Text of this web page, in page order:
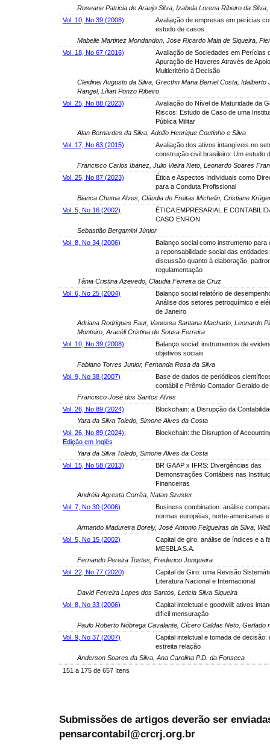
Roseane Patricia de Araujo Silva, Izabela Lorena Ribeiro da
Vol. 10, No 39 (2008)
Avaliação de empresas em perícias
estudo de casos
Mabelle Martinez Mondandon, Jose Ricardo Maia de Siqueira,
Vol. 18, No 67 (2016)
Avaliação de Sociedades em Perícias
Apuração de Haveres Através de Apoio
Multicritério à Decisão
Cleidinei Augusto da Silva, Grecthn Maria Berriel Costa,
Rangel, Lílian Ponzo Ribeiro
Vol. 25, No 88 (2023)
Avaliação do Nível de Maturidade da
Riscos: Estudo de Caso de uma
Pública Militar
Alan Bernardes da Silva, Adolfo Henrique Coutinho e Silva
Vol. 17, No 63 (2015)
Avaliação dos ativos intangíveis no
construção civil brasileiro: Um estudo
Francisco Carlos Ibanez, Julio Vieira Neto, Leonardo Soares
Vol. 25, No 87 (2023)
Ética e Aspectos Individuais como
para a Conduta Profissional
Bianca Chuma Alves, Cláudia de Freitas Michelin, Cristiane
Vol. 5, No 16 (2002)
ÉTICA EMPRESARIAL E
CASO ENRON
Sebastião Bergamini Júnior
Vol. 8, No 34 (2006)
Balanço social como instrumento para
a reponsabilidade social das
discussão quanto à elaboração,
regulamentação
Tânia Cristina Azevedo, Claudia Ferreira da Cruz
Vol. 6, No 25 (2004)
Balanço social relatório de
Análise dos setores petroquímico e
de Janeiro
Adriana Rodrigues Faur, Vanessa Santana Machado, Leonardo
Monteiro, Aracéli Cristina de Sousa Ferreira
Vol. 10, No 39 (2008)
Balanço social: instrumentos de
objetivos sociais
Fabiano Torres Junior, Fernanda Rosa da Silva
Vol. 9, No 38 (2007)
Base de dados de periódicos
contábil e Prêmio Contador Geraldo
Francisco José dos Santos Alves
Vol. 26, No 89 (2024)
Blockchain: a Disrupção da
Yara da Silva Toledo, Simone Alves da Costa
Vol. 26, No 89 (2024):
Edição em Inglês
Blockchain: the Disruption of
Yara da Silva Toledo, Simone Alves da Costa
Vol. 15, No 58 (2013)
BR GAAP x IFRS: Divergências das
Demonstrações Contábeis nas
Financeiras
Andréia Agresta Corrêa, Natan Szuster
Vol. 7, No 30 (2006)
Business combination: análise
normas européias, norte-americanas
Armando Madureira Borely, José Antonio Felgueiras da Silva,
Vol. 5, No 15 (2002)
Capital de giro, análise de índices e a
MESBLA S.A.
Fernando Pereira Tostes, Frederico Junqueira
Vol. 22, No 77 (2020)
Capital de Giro: uma Revisão
Literatura Nacional e Internacional
David Ferreira Lopes dos Santos, Leticia Silva Siqueira
Vol. 8, No 33 (2006)
Capital intelctual e goodwill: ativos
difícil mensuração
Paulo Roberto Nóbrega Cavalante, Cícero Caldas Neto, Gerlado
Vol. 9, No 37 (2007)
Capital intelctual e tomada de decisão:
estreita relação
Anderson Soares da Silva, Ana Carolina P.D. da Fonseca
151 a 175 de 657 Itens
Submissões de artigos deverão ser
pensarcontabil@crcrj.org.br